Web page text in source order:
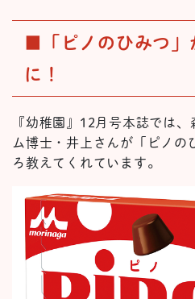
■「ピノのひみつ」
に！
『幼稚園』12月号本誌では
ム博士・井上さんが「ピノの
ろ教えてくれています。